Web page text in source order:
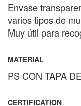
Envase
varios tipos de
Muy útil para
MATERIAL
PS CON TAPA
CERTIFICATION